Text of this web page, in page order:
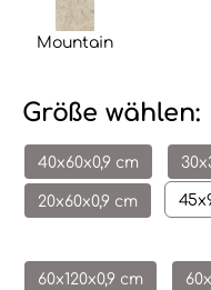
Mountain
Größe wählen:
40x60x0,9 cm
20x60x0,9 cm
60x120x0,9 cm